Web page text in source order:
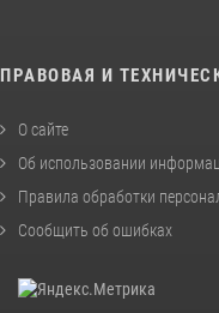
ПРАВОВАЯ И
О сайте
Об использовании
Правила обработки
Сообщить об ошибках